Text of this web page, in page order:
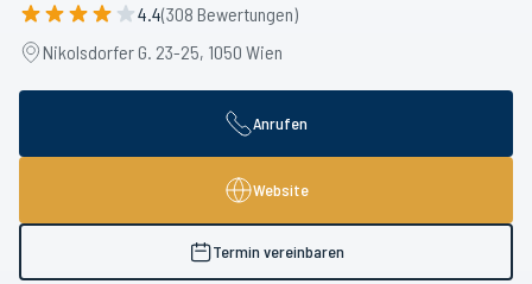
4.4(308 Bewertungen)
Nikolsdorfer G. 23-25, 1050 Wien
Anrufen
Website
Termin vereinbaren